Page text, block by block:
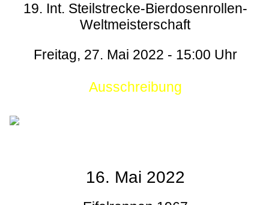
19. Int. Steilstrecke-Bierdosenrollen-
Weltmeisterschaft
Freitag, 27. Mai 2022 - 15:00 Uhr
Ausschreibung
16. Mai 2022